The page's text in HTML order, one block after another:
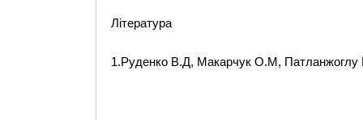
Література
1.Руденко В.Д, Макарчук О.М, Патланжоглу